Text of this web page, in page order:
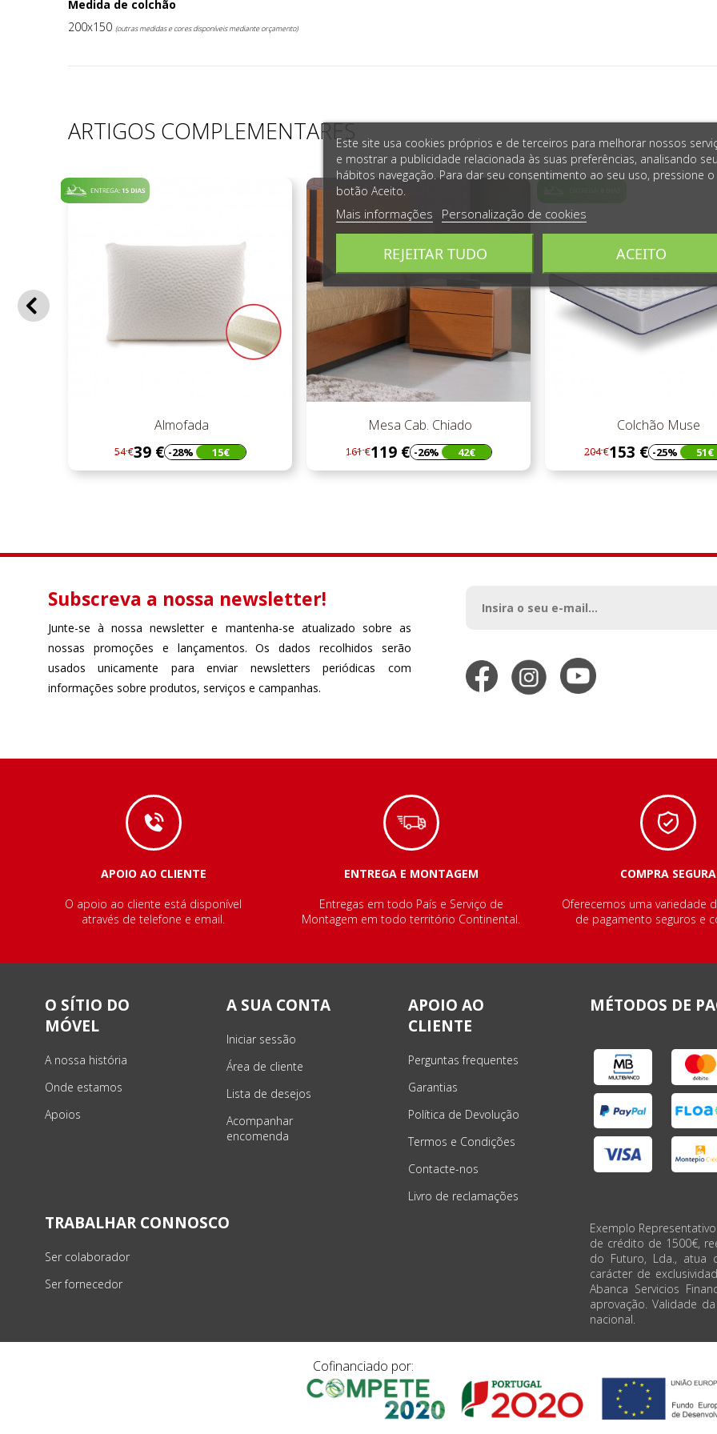
Medida de colchão
200x150(outras medidas e cores disponíveis mediante orçamento)
ARTIGOS COMPLEMENTARES
Almofada
Regular
preço
54 €39 €
Preço -28% 15€
Mesa Cab. Chiado
Regular
preço
161 €119 €
Preço -26% 42€
Colchão Muse
Regular
preço
204 €153 €
Preço -25% 51€
Subscreva a nossa newsletter!
Junte-se à nossa newsletter e mantenha-se atualizado sobre as
nossas promoções e lançamentos. Os dados recolhidos serão
usados unicamente para enviar newsletters periódicas com
informações sobre produtos, serviços e campanhas.
APOIO AO CLIENTE ENTREGA E MONTAGEM COMPRA SEGURA
O apoio ao cliente está disponível
através de telefone e email.
Entregas em todo País e Serviço de
Montagem em todo território Continental.
Oferecemos uma variedade
de pagamento seguros e
O SÍTIO DO
MÓVEL
A nossa história
Onde estamos
Apoios
A SUA CONTA
Iniciar sessão
Área de cliente
Lista de desejos
Acompanhar
encomenda
APOIO AO
CLIENTE
Perguntas frequentes
Garantias
Política de Devolução
Termos e Condições
Contacte-nos
Livro de reclamações
MÉTODOS DE
TRABALHAR CONNOSCO
Ser colaborador
Ser fornecedor
Exemplo
de crédito de 1500€,
do Futuro, Lda., atua
carácter de
Abanca Servicios
aprovação. Validade
nacional.
Este site usa cookies próprios e de terceiros para melhorar nossos
e mostrar a publicidade relacionada às suas preferências, analisando
hábitos navegação. Para dar seu consentimento ao seu uso, pressione o
botão Aceito.
Mais informações Personalização de cookies
REJEITAR TUDO ACEITO